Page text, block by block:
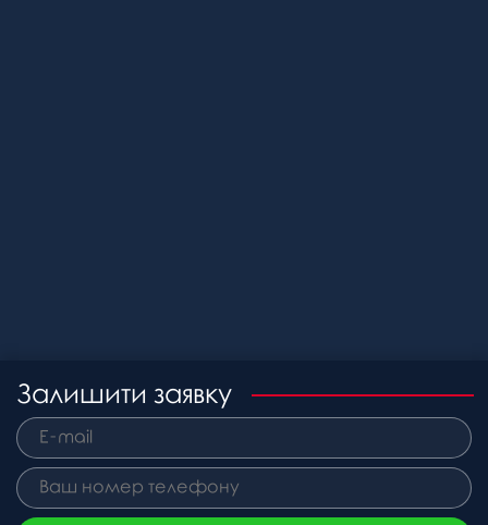
Залишити заявку